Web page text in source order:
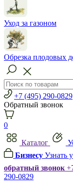
Уход за газоном
Обрезка плодовых
+7 (495) 290-0829
Обратный звонок
0
Каталог
Бизнесу Узнать
обратный звонок
290-0829